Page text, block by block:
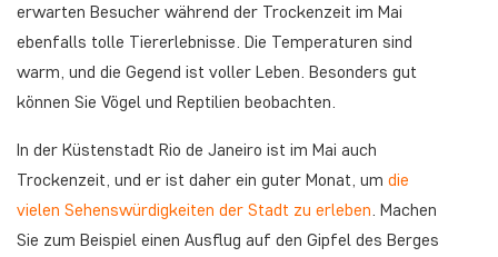
erwarten Besucher während der Trockenzeit im Mai
ebenfalls tolle Tiererlebnisse. Die Temperaturen sind
warm, und die Gegend ist voller Leben. Besonders gut
können Sie Vögel und Reptilien beobachten.
In der Küstenstadt Rio de Janeiro ist im Mai auch
Trockenzeit, und er ist daher ein guter Monat, um die
vielen Sehenswürdigkeiten der Stadt zu erleben. Machen
Sie zum Beispiel einen Ausflug auf den Gipfel des Berges